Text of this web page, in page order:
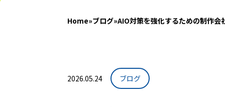
Home»ブログ»AIO対策を強化するための制作会
2026.05.24 ブログ